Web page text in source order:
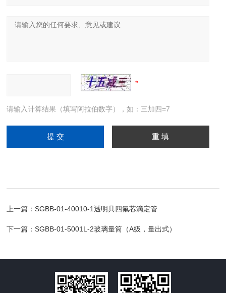
请输入计算结果（填写阿拉伯数字），如：三加四=7
上一篇：SGBB-01-40010-1透明具四氟芯滴定管
下一篇：SGBB-01-5001L-2玻璃量筒（A级，量出式）